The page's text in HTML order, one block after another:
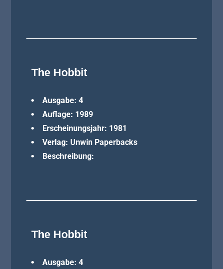
The Hobbit
Ausgabe: 4
Auflage: 1989
Erscheinungsjahr: 1981
Verlag: Unwin Paperbacks
Beschreibung:
The Hobbit
Ausgabe: 4